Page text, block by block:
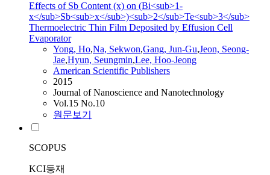
Effects of Sb Content (x) on (Bi<sub>1-
x</sub>Sb<sub>x</sub>)<sub>2</sub>Te<sub>3</sub>
Thermoelectric Thin Film Deposited by Effusion Cell
Evaporator
Yong, Ho,Na, Sekwon,Gang, Jun-Gu,Jeon, Seong-
Jae,Hyun, Seungmin,Lee, Hoo-Jeong
American Scientific Publishers
2015
Journal of Nanoscience and Nanotechnology
Vol.15 No.10
원문보기
SCOPUS
KCI등재